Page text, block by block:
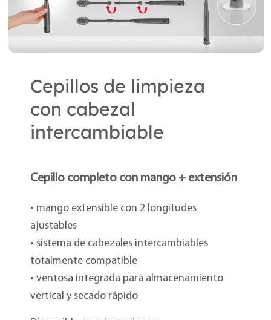
Cepillos de limpieza
con cabezal
intercambiable
Cepillo completo con mango + extensión
• mango extensible con 2 longitudes
ajustables
• sistema de cabezales intercambiables
totalmente compatible
• ventosa integrada para almacenamiento
vertical y secado rápido